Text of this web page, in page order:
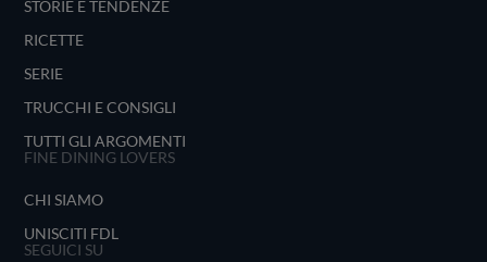
STORIE E TENDENZE
RICETTE
SERIE
TRUCCHI E CONSIGLI
TUTTI GLI ARGOMENTI
FINE DINING LOVERS
CHI SIAMO
UNISCITI FDL
SEGUICI SU